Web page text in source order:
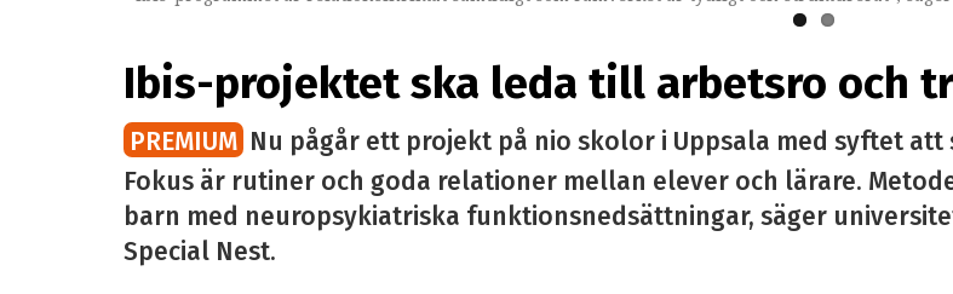
Ibis-projektet ska leda till arbetsro och
PREMIUM Nu pågår ett projekt på nio skolor i Uppsala med syftet
Fokus är rutiner och goda relationer mellan elever och lärare.
barn med neuropsykiatriska funktionsnedsättningar, säger
Special Nest.